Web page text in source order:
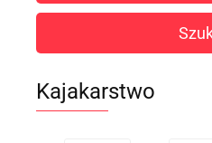
Kajakarstwo